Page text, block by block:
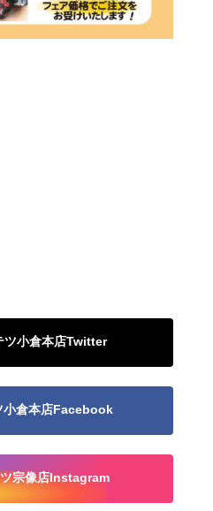
ツ小倉本店Twitter
小倉本店Facebook
宗像店Instagram